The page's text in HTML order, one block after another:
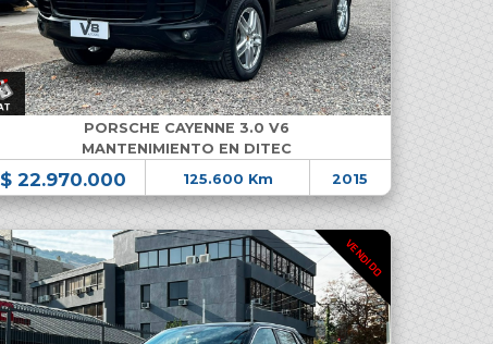
PORSCHE CAYENNE 3.0 V6
MANTENIMIENTO EN DITEC
$ 22.970.000 125.600 Km 2015
VENDIDO